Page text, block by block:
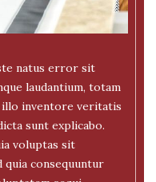
natus error sit
laudantium, totam
illo inventore veritatis
sunt explicabo.
voluptas sit
consequuntur